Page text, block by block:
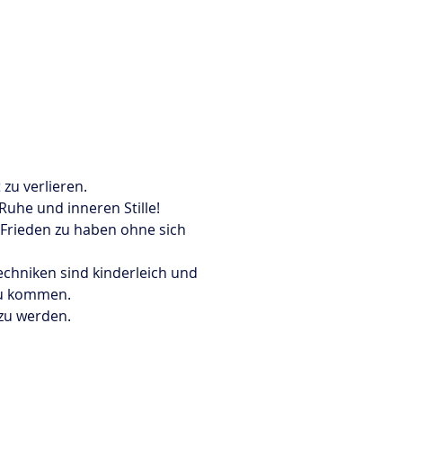
verlieren.
und inneren Stille!
zu haben ohne sich
sind kinderleich und
kommen.
werden.